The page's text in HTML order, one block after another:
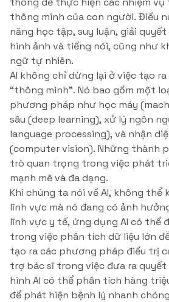
thông minh của con người. Điều
năng học tập, suy luận, giải
hình ảnh và tiếng nói, cũng như
ngữ tự nhiên.
AI không chỉ dừng lại ở việc tạo
“thông minh”. Nó bao gồm một
phương pháp như học máy
sâu (deep learning), xử lý ngôn
language processing), và nhận
(computer vision). Những thành
trò quan trọng trong việc phát
mạnh mẽ và đa dạng.
Khi chúng ta nói về AI, không thể
lĩnh vực mà nó đang có ảnh
lĩnh vực y tế, ứng dụng AI có thể
trong việc phân tích dữ liệu lớn
tạo ra các phương pháp điều trị
trợ bác sĩ trong việc đưa ra quyết
hình AI có thể phân tích hàng
để phát hiện bệnh lý nhanh